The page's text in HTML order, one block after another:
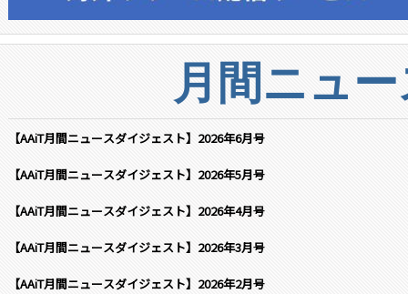
月間ニュ
【AAiT月間ニュースダイジェスト】2026年6月号
【AAiT月間ニュースダイジェスト】2026年5月号
【AAiT月間ニュースダイジェスト】2026年4月号
【AAiT月間ニュースダイジェスト】2026年3月号
【AAiT月間ニュースダイジェスト】2026年2月号